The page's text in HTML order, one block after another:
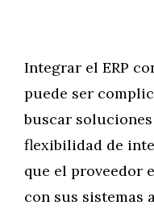
Integrar el ERP
puede ser
buscar soluciones
flexibilidad de
que el proveedor
con sus sistemas